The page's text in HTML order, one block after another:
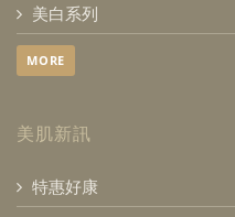
美白系列
MORE
美肌新訊
特惠好康